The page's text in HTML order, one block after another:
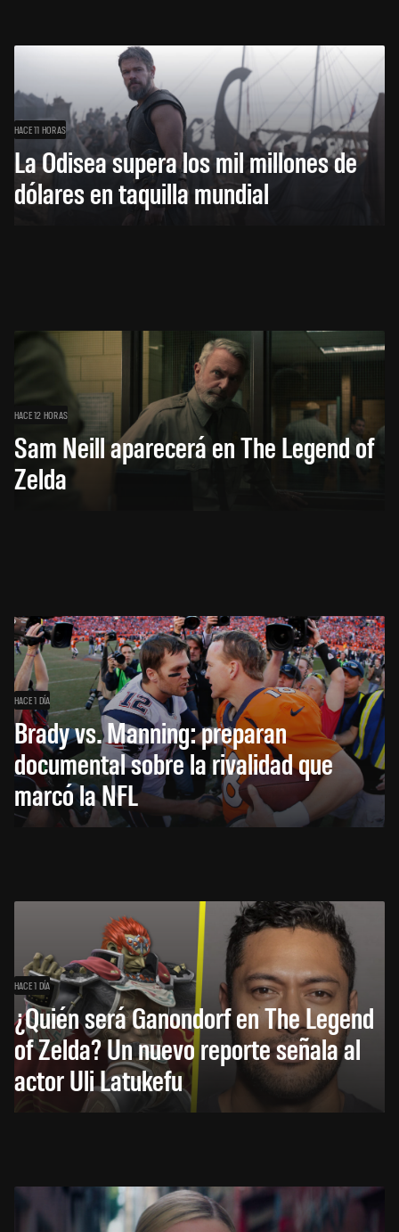
HACE 11 HORAS
La Odisea supera los mil millones de
dólares en taquilla mundial
HACE 12 HORAS
Sam Neill aparecerá en The Legend of
Zelda
HACE 1 DÍA
Brady vs. Manning: preparan
documental sobre la rivalidad que
marcó la NFL
HACE 1 DÍA
¿Quién será Ganondorf en The Legend
of Zelda? Un nuevo reporte señala al
actor Uli Latukefu